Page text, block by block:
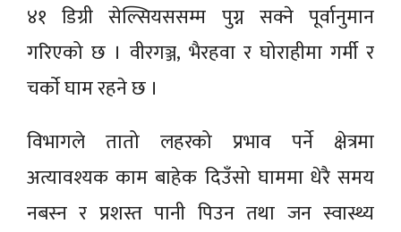
४१ डिग्री सेल्सियससम्म पुग्न सक्ने पूर्वानुमान
गरिएको छ । वीरगञ्ज, भैरहवा र घोराहीमा गर्मी र
चर्काे घाम रहने छ ।
विभागले तातो लहरको प्रभाव पर्ने क्षेत्रमा
अत्यावश्यक काम बाहेक दिउँसो घाममा धेरै समय
नबस्न र प्रशस्त पानी पिउन तथा जन स्वास्थ्य